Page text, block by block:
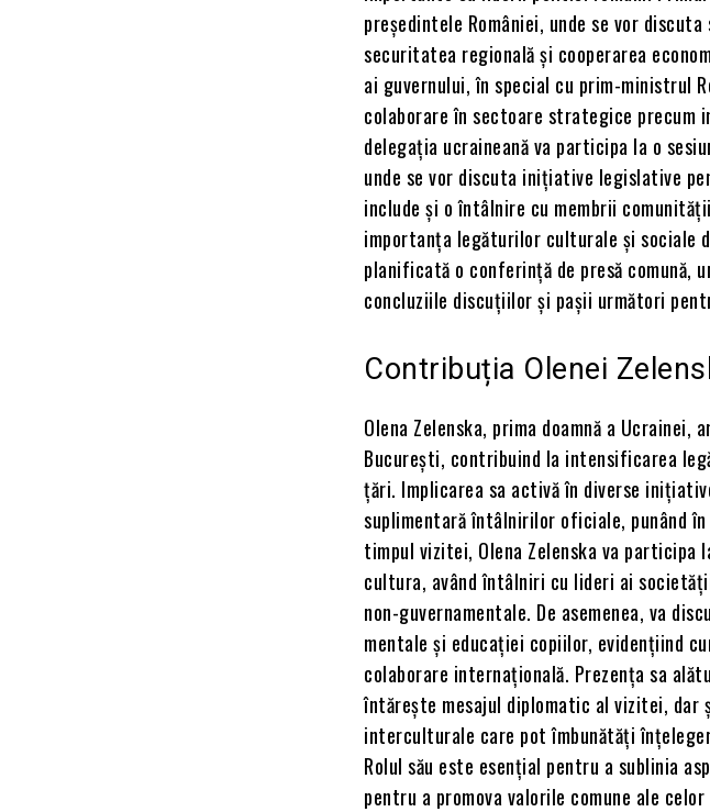
președintele României, unde se vor
securitatea regională și cooperarea
ai guvernului, în special cu prim-ministrul
colaborare în sectoare strategice precum
delegația ucraineană va participa la o
unde se vor discuta inițiative legislative
include și o întâlnire cu membrii
importanța legăturilor culturale și sociale
planificată o conferință de presă comună,
concluziile discuțiilor și pașii următori
Contribuția Olenei
Olena Zelenska, prima doamnă a
București, contribuind la intensificarea
țări. Implicarea sa activă în diverse
suplimentară întâlnirilor oficiale, punând
timpul vizitei, Olena Zelenska va participa
cultura, având întâlniri cu lideri ai
non-guvernamentale. De asemenea, va
mentale și educației copiilor, evidențiind
colaborare internațională. Prezența sa
întărește mesajul diplomatic al vizitei, dar
interculturale care pot îmbunătăți
Rolul său este esențial pentru a sublinia
pentru a promova valorile comune ale